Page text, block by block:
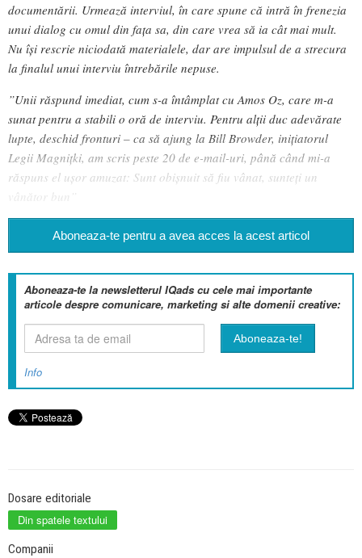
documentării. Urmează interviul, în care spune că intră în frenezia
unui dialog cu omul din fața sa, din care vrea să ia cât mai mult.
Nu își rescrie niciodată materialele, dar are impulsul de a strecura
la finalul unui interviu întrebările nepuse.
”Unii răspund imediat, cum s-a întâmplat cu Amos Oz, care m-a
sunat pentru a stabili o oră de interviu. Pentru alții duc adevărate
lupte, deschid fronturi – ca să ajung la Bill Browder, inițiatorul
Legii Magnițki, am scris peste 20 de e-mail-uri, până când mi-a
răspuns el ușor amuzat: Sunt obișnuit să fiu vânat, sunteți un
vânător bun”
Aboneaza-te pentru a avea acces la acest articol
Aboneaza-te la newsletterul IQads cu cele mai importante
articole despre comunicare, marketing si alte domenii creative:
Info
Dosare editoriale
Din spatele textului
Companii